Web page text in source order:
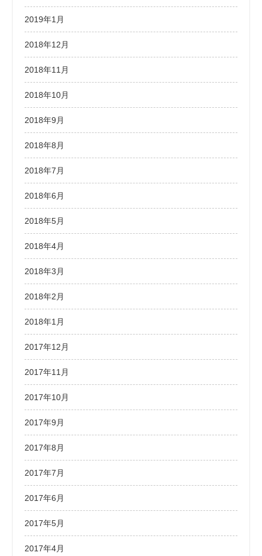
2019年1月
2018年12月
2018年11月
2018年10月
2018年9月
2018年8月
2018年7月
2018年6月
2018年5月
2018年4月
2018年3月
2018年2月
2018年1月
2017年12月
2017年11月
2017年10月
2017年9月
2017年8月
2017年7月
2017年6月
2017年5月
2017年4月